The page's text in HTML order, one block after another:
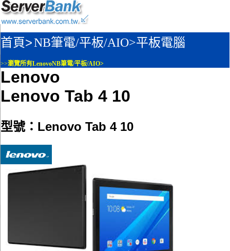
首頁>NB筆電/平板/AIO>平板電腦
>>瀏覽所有LenovoNB筆電/平板/AIO>
Lenovo
Lenovo Tab 4 10
型號：Lenovo Tab 4 10